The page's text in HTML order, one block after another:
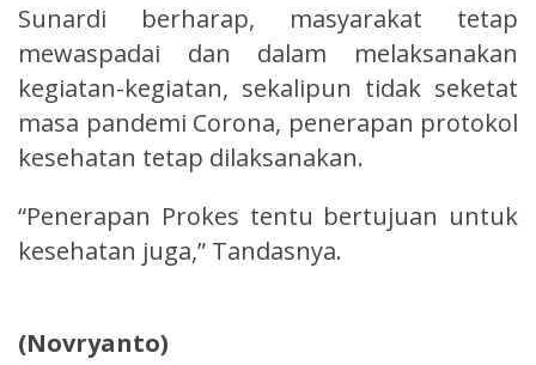
Sunardi berharap, masyarakat tetap
mewaspadai dan dalam melaksanakan
kegiatan-kegiatan, sekalipun tidak seketat
masa pandemi Corona, penerapan protokol
kesehatan tetap dilaksanakan.
“Penerapan Prokes tentu bertujuan untuk
kesehatan juga,” Tandasnya.
(Novryanto)